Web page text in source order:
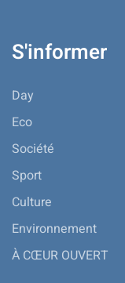
S'informer
Day
Eco
Société
Sport
Culture
Environnement
À CŒUR OUVERT